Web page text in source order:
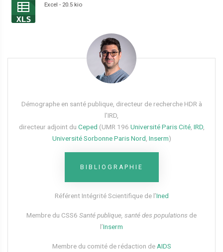
Excel - 20.5 kio
Démographe en santé publique, directeur de recherche HDR à
l’IRD,
directeur adjoint du Ceped (UMR 196 Université Paris Cité, IRD,
Université Sorbonne Paris Nord Inserm)
BIBLIOGRAPHIE
Référent Intégrité Scientifique de l’Ined
Membre du CSS6​ Santé publique, santé des populations de
l’Inserm
Membre du comité de rédaction de AIDS